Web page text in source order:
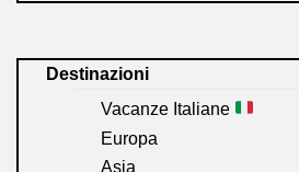
Destinazioni
Vacanze Italiane
Europa
Asia